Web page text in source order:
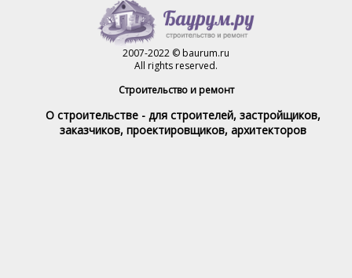
2007-2022 © baurum.ru
All rights reserved.
Строительство и ремонт
О строительстве - для строителей, застройщиков,
заказчиков, проектировщиков, архитекторов